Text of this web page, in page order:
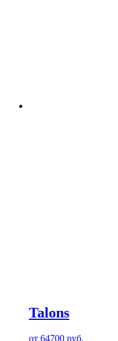
Talons
от 64700 руб.